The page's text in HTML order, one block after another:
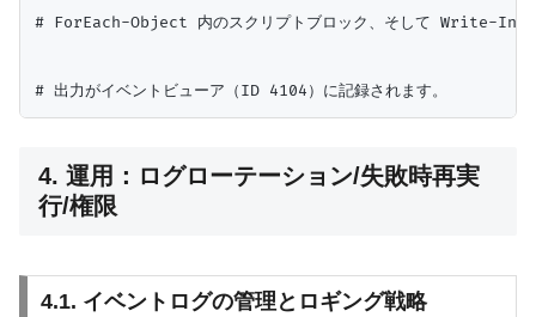
# ForEach-Object 内のスクリプトブロック、そして Write-
4. 運用：ログローテーション/失敗時再実
行/権限
4.1. イベントログの管理とロギング戦略